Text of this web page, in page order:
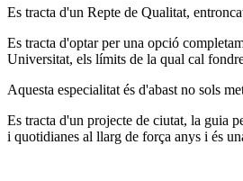
Es tracta d'un Repte de Qualitat,
Es tracta d'optar per una opció
Universitat, els límits de la qual cal
Aquesta especialitat és d'abast no sols
Es tracta d'un projecte de ciutat, la guia
i quotidianes al llarg de força anys i és